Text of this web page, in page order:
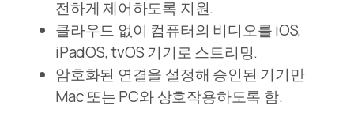
전하게 제어하도록 지원.
클라우드 없이 컴퓨터의 비디오를 iOS,
iPadOS, tvOS 기기로 스트리밍.
암호화된 연결을 설정해 승인된 기기만
Mac 또는 PC와 상호작용하도록 함.